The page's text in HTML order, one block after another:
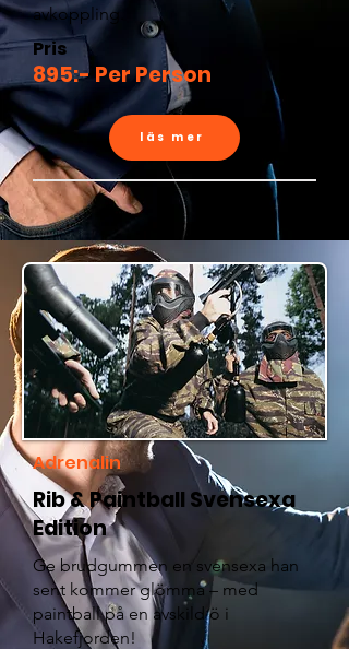
avkoppling.
Pris
895:- Per Person
läs mer
Adrenalin
Rib & Paintball Svensexa
Edition
Ge brudgummen en svensexa han
sent kommer glömma – med
paintball på en avskild ö i
Hakefjorden!